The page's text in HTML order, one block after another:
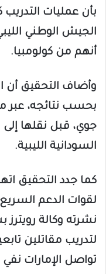
بأن عمليات
الجيش الوطني
أنهم من كولومبيا.
وأضاف التحقيق أن
بحسب نتائجه، عبر
جوي، قبل نقلها
السودانية الليبية.
كما جدد التحقيق
لقوات الدعم
نشرته وكالة
لتدريب مقاتلين
تواصل الإمارات نفي